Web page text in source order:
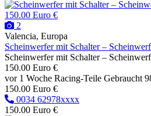
150.00 Euro €
2
Valencia, Europa
Scheinwerfer mit Schalter –
Scheinwerfer mit Schalter –
150.00 Euro €
vor 1 Woche Racing-Teile Gebraucht
150.00 Euro €
0034 62978xxxx
150.00 Euro €